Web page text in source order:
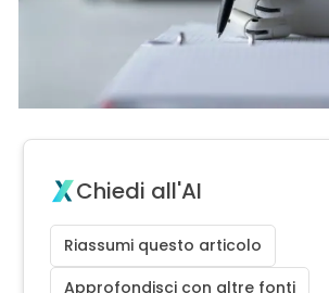
Chiedi all'AI
Riassumi questo articolo
Approfondisci con altre fonti